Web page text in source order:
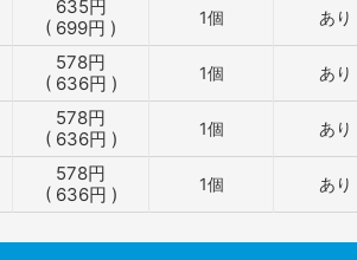
635円
( 699円 ) 1個 あり
578円
( 636円 ) 1個 あり
578円
( 636円 ) 1個 あり
578円
( 636円 ) 1個 あり